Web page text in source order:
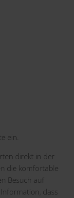
ein.
direkt in der
die komfortable
Besuch auf
dass